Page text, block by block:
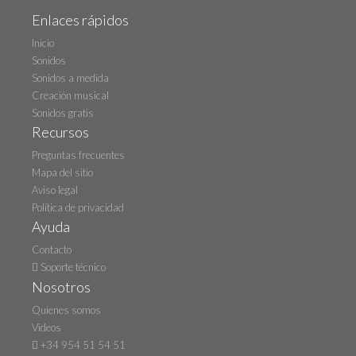
Enlaces rápidos
Inicio
Sonidos
Sonidos a medida
Creación musical
Sonidos gratis
Recursos
Preguntas frecuentes
Mapa del sitio
Aviso legal
Política de privacidad
Ayuda
Contacto
Soporte técnico
Nosotros
Quienes somos
Videos
+34 954 51 54 51